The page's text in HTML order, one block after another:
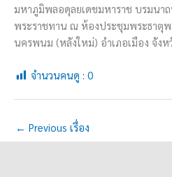
มหาภูมิพลอดุลยเดชมหาราช บรมนา
พระราชทาน ณ ห้องประชุมพระธาตุ
นครพนม (หลังใหม่) อำเภอเมือง จัง
จำนวนคนดู : 0
← Previous เรื่อง